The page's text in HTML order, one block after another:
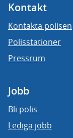
Kontakt
Kontakta polisen
Polisstationer
Pressrum
Jobb
Bli polis
Lediga jobb